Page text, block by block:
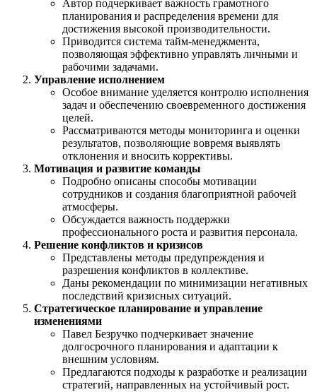
Автор подчеркивает важность грамотного
планирования и распределения времени для
достижения высокой производительности.
Приводится система тайм-менеджмента,
позволяющая эффективно управлять личными и
рабочими задачами.
Управление исполнением
Особое внимание уделяется контролю исполнения
задач и обеспечению своевременного достижения
целей.
Рассматриваются методы мониторинга и оценки
результатов, позволяющие вовремя выявлять
отклонения и вносить коррективы.
Мотивация и развитие команды
Подробно описаны способы мотивации
сотрудников и создания благоприятной рабочей
атмосферы.
Обсуждается важность поддержки
профессионального роста и развития персонала.
Решение конфликтов и кризисов
Представлены методы предупреждения и
разрешения конфликтов в коллективе.
Даны рекомендации по минимизации негативных
последствий кризисных ситуаций.
Стратегическое планирование и управление
изменениями
Павел Безручко подчеркивает значение
долгосрочного планирования и адаптации к
внешним условиям.
Предлагаются подходы к разработке и реализации
стратегий, направленных на устойчивый рост.